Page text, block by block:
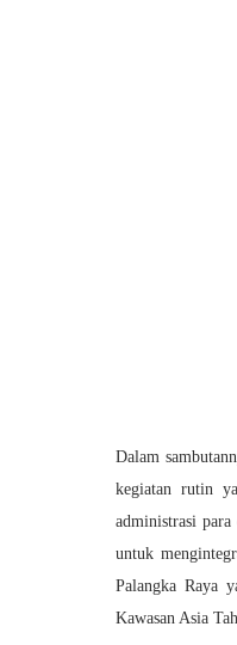
Dalam
kegiatan rutin
administrasi
untuk
Palangka Raya
Kawasan Asia